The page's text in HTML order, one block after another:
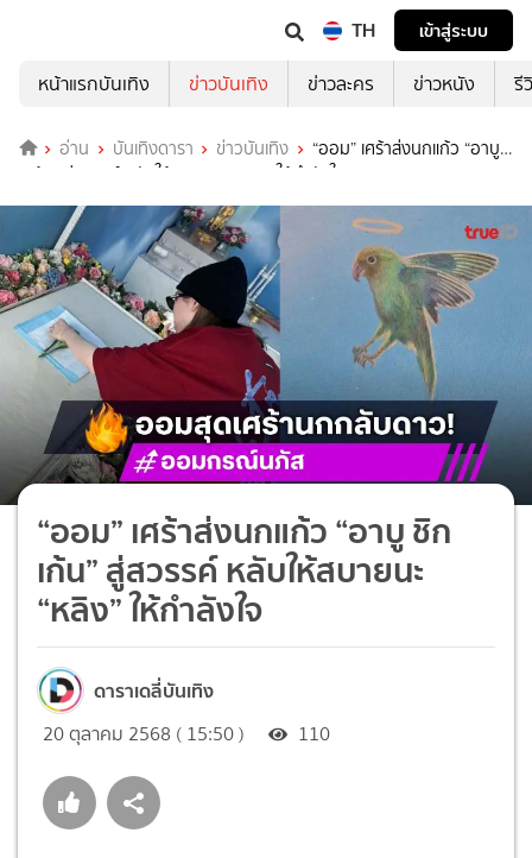
TH
เข้าสู่ระบบ
หน้าแรกบันเทิง
ข่าวบันเทิง ข่าวละคร ข่าวหนัง รี
อ่าน บันเทิงดารา ข่าวบันเทิง
“ออม” เศร้าส่งนกแก้ว “อาบู ชิ
กเก้น” สู่สวรรค์ หลับให้สบายนะ “หลิง” ให้กำลังใจ
“ออม” เศร้าส่งนกแก้ว “อาบู ชิก
เก้น” สู่สวรรค์ หลับให้สบายนะ
“หลิง” ให้กำลังใจ
ดาราเดลี่บันเทิง
20 ตุลาคม 2568 ( 15:50 ) 110